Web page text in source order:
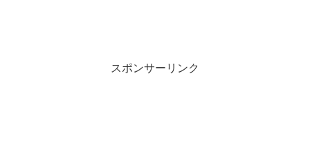
スポンサーリンク